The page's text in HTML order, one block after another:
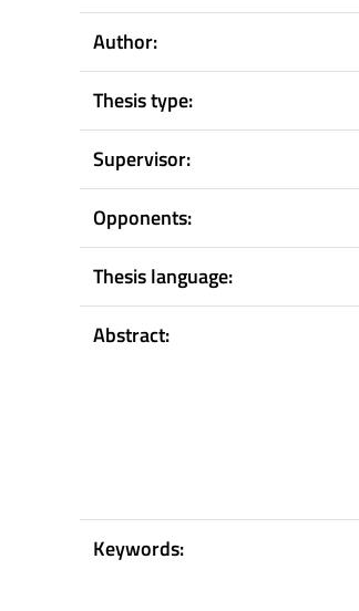
Author:
Thesis type:
Supervisor:
Opponents:
Thesis language:
Abstract:
Keywords: